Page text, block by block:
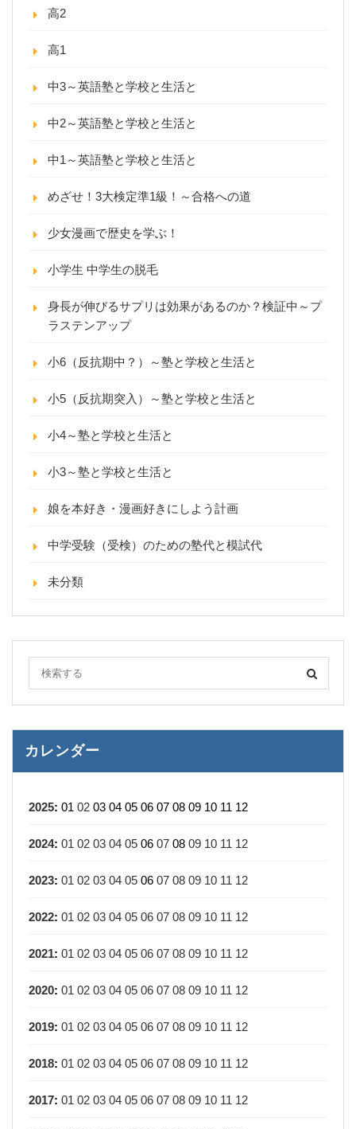
高2
高1
中3～英語塾と学校と生活と
中2～英語塾と学校と生活と
中1～英語塾と学校と生活と
めざせ！3大検定準1級！～合格への道
少女漫画で歴史を学ぶ！
小学生 中学生の脱毛
身長が伸びるサプリは効果があるのか？検証中～プ
ラステンアップ
小6（反抗期中？）～塾と学校と生活と
小5（反抗期突入）～塾と学校と生活と
小4～塾と学校と生活と
小3～塾と学校と生活と
娘を本好き・漫画好きにしよう計画
中学受験（受検）のための塾代と模試代
未分類
カレンダー
2025: 01 02 03 04 05 06 07 08 09 10 11 12
2024: 01 02 03 04 05 06 07 08 09 10 11 12
2023: 01 02 03 04 05 06 07 08 09 10 11 12
2022: 01 02 03 04 05 06 07 08 09 10 11 12
2021: 01 02 03 04 05 06 07 08 09 10 11 12
2020: 01 02 03 04 05 06 07 08 09 10 11 12
2019: 01 02 03 04 05 06 07 08 09 10 11 12
2018: 01 02 03 04 05 06 07 08 09 10 11 12
2017: 01 02 03 04 05 06 07 08 09 10 11 12